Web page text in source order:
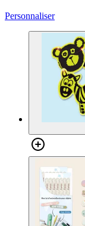
Personnaliser